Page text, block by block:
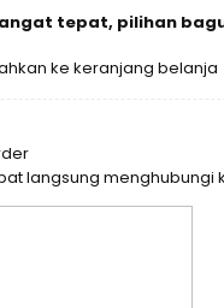
tepat, pilihan
ke keranjang belanja
langsung menghubungi